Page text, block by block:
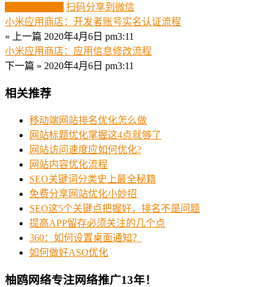
扫码分享到微信
小米应用商店：开发者账号实名认证流程
« 上一篇 2020年4月6日 pm3:11
小米应用商店：应用信息修改流程
下一篇 » 2020年4月6日 pm3:11
相关推荐
移动端网站排名优化怎么做
网站标题优化掌握这4点就够了
网站访问速度应如何优化?
网站内容优化流程
SEO关键词分类史上最全秘籍
免费分享网站优化小妙招
SEO这5个关键点把握好，排名不是问题
提高APP留存必须关注的几个点
360：如何设置桌面通知？
如何做好ASO优化
柚鸥网络专注网络推广13年！